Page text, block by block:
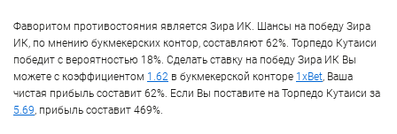
Фаворитом противостояния является Зира ИК. Шансы на победу Зира
ИК, по мнению букмекерских контор, составляют 62%. Торпедо Кутаиси
победит с вероятностью 18%. Сделать ставку на победу Зира ИК Вы
можете с коэффициентом 1.62 в букмекерской конторе 1xBet, Ваша
чистая прибыль составит 62%. Если Вы поставите на Торпедо Кутаиси за
5.69, прибыль составит 469%.